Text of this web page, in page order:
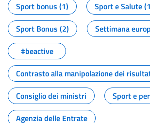
Sport bonus (1)
Sport e Salute
Sport Bonus (2)
Settimana
#beactive
Contrasto alla manipolazione dei
Consiglio dei ministri
Sport e
Agenzia delle Entrate